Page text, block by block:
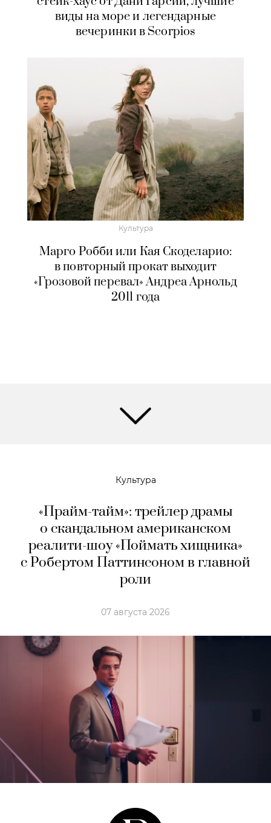
виды на море и легендарные
вечеринки в Scorpios
Культура
Марго Робби или Кая Скоделарио:
в повторный прокат выходит
«Грозовой перевал» Андреа Арнольд
2011 года
Культура
«Прайм-тайм»: трейлер драмы
о скандальном американском
реалити-шоу «Поймать хищника»
с Робертом Паттинсоном в главной
роли
07 августа 2026